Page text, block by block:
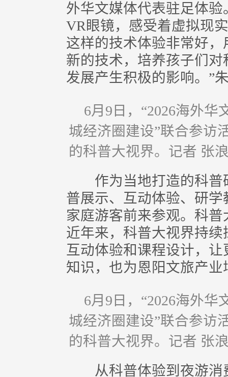
外华文媒体代表驻足体
VR眼镜，感受着虚拟现
这样的技术体验非常好
新的技术，培养孩子们
发展产生积极的影响。”
6月9日，“2026海外
城经济圈建设”联合参访
的科普大视界。记者 张
作为当地打造的科普
普展示、互动体验、研
家庭游客前来参观。科
近年来，科普大视界持
互动体验和课程设计，
知识，也为恩阳文旅产
6月9日，“2026海外
城经济圈建设”联合参访
的科普大视界。记者 张
从科普体验到夜游消